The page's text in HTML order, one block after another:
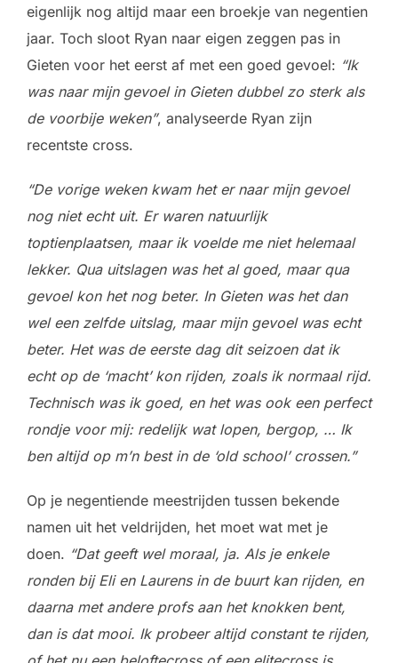
eigenlijk nog altijd maar een broekje van negentien
jaar. Toch sloot Ryan naar eigen zeggen pas in
Gieten voor het eerst af met een goed gevoel: “Ik
was naar mijn gevoel in Gieten dubbel zo sterk als
de voorbije weken”, analyseerde Ryan zijn
recentste cross.
“De vorige weken kwam het er naar mijn gevoel
nog niet echt uit. Er waren natuurlijk
toptienplaatsen, maar ik voelde me niet helemaal
lekker. Qua uitslagen was het al goed, maar qua
gevoel kon het nog beter. In Gieten was het dan
wel een zelfde uitslag, maar mijn gevoel was echt
beter. Het was de eerste dag dit seizoen dat ik
echt op de ‘macht’ kon rijden, zoals ik normaal rijd.
Technisch was ik goed, en het was ook een perfect
rondje voor mij: redelijk wat lopen, bergop, … Ik
ben altijd op m’n best in de ‘old school’ crossen.”
Op je negentiende meestrijden tussen bekende
namen uit het veldrijden, het moet wat met je
doen. “Dat geeft wel moraal, ja. Als je enkele
ronden bij Eli en Laurens in de buurt kan rijden, en
daarna met andere profs aan het knokken bent,
dan is dat mooi. Ik probeer altijd constant te rijden,